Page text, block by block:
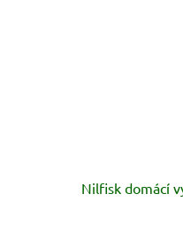
Nilfisk domácí